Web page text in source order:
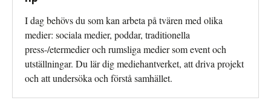
I dag behövs du som kan arbeta på tvären med olika
medier: sociala medier, poddar, traditionella
press-/etermedier och rumsliga medier som event och
utställningar. Du lär dig mediehantverket, att driva projekt
och att undersöka och förstå samhället.